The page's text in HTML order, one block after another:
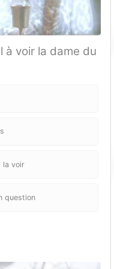
à voir la dame du
la voir
question